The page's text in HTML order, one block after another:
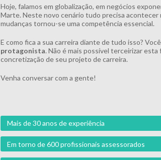
Hoje, falamos em globalização, em negócios
Marte. Neste novo cenário tudo precisa acontecer
mudanças tornou-se uma competência essencial.
E como fica a sua carreira diante de tudo isso?
protagonista. Não é mais possível terceirizar
concretização de seu projeto de carreira.
Venha conversar com a gente!
Mais de 30 anos de experiência
Em torno de 600 profissionais assessorados